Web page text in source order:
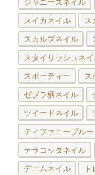
ジャニーズネイル
スイカネイル ス
スカルプネイル
スタイリッシュネ
スポーティー ス
ゼブラ柄ネイル
ツイードネイル
ティファニーブルー
テラコッタネイル
デニムネイル